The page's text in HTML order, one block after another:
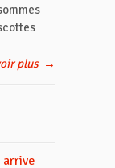
plus →
arrive